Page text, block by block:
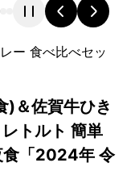
ー 食べ比べセッ
＆佐賀牛ひき
トルト 簡単
食「2024年 令